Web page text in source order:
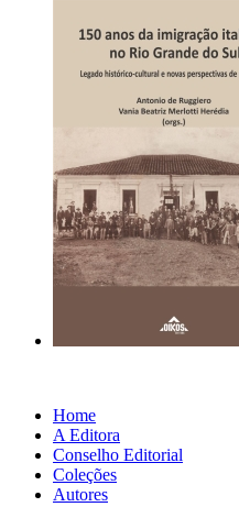
Home
A Editora
Conselho Editorial
Coleções
Autores